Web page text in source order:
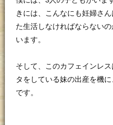
きには、こんなにも妊婦さ
た生活しなければならない
います。
そして、このカフェインレ
タをしている妹の出産を機
です。